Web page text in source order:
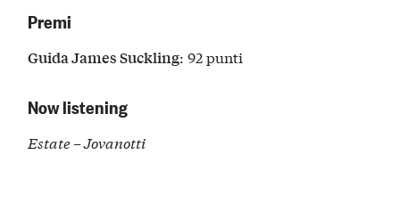
Premi
Guida James Suckling: 92 punti
Now listening
Estate – Jovanotti